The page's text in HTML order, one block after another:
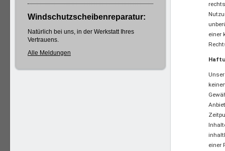
Windschutzscheibenreparatur:
Natürlich bei uns, in der Werkstatt Ihres
Vertrauens.
Alle Meldungen
einer
einer